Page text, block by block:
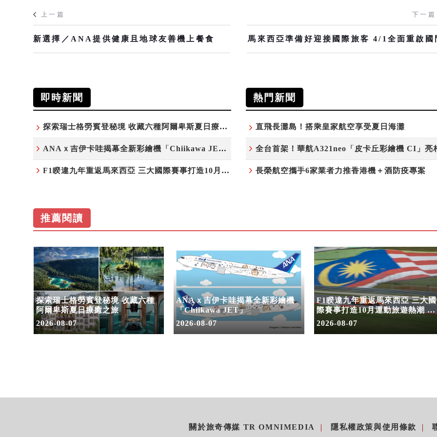
上一篇
新選擇／ANA提供健康且地球友善機上餐食
下一篇
馬來西亞準備好迎接國際旅客 4/1全面重啟國
即時新聞
探索瑞士格勞賓登秘境 收藏六種阿爾卑斯夏日療癒之旅
ANAｘ吉伊卡哇揭幕全新彩繪機「Chiikawa JET」
F1睽違九年重返馬來西亞 三大國際賽事打造10月運動旅遊熱潮 賽車、自行車、路跑同週登場
熱門新聞
直飛長灘島！搭乘皇家航空享受夏日海灘
全台首架！華航A321neo「皮卡丘彩繪機 CI」亮
長榮航空攜手6家業者力推香港機＋酒防疫專案
推薦閱讀
探索瑞士格勞賓登秘境 收藏六種
阿爾卑斯夏日療癒之旅
2026-08-07
ANAｘ吉伊卡哇揭幕全新彩繪機
「Chiikawa JET」
2026-08-07
F1睽違九年重返馬來西亞 三大國
際賽事打造10月運動旅遊熱潮 賽
車、自行車、路跑同週登場
2026-08-07
關於旅奇傳媒 TR OMNIMEDIA 隱私權政策與使用條款